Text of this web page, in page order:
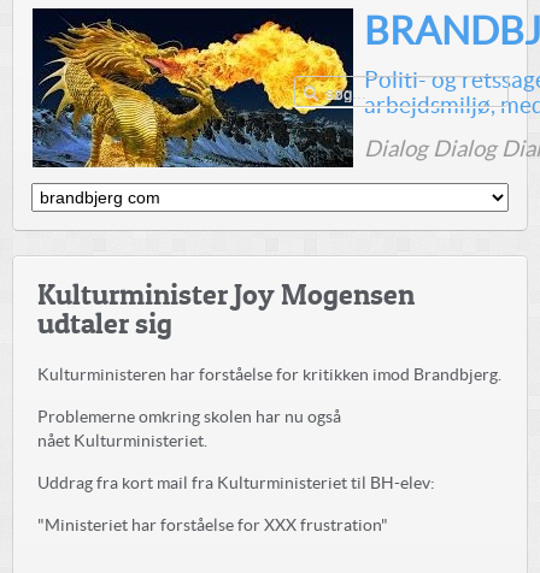
Politi- og
arbejdsmiljø,
Dialog Dialog
Kulturminister Joy Mogensen
udtaler sig
Kulturministeren har forståelse for kritikken imod Brandbjerg.
Problemerne omkring skolen har nu også
nået Kulturministeriet.
Uddrag fra kort mail fra Kulturministeriet til BH-elev:
"Ministeriet har forståelse for XXX frustration"